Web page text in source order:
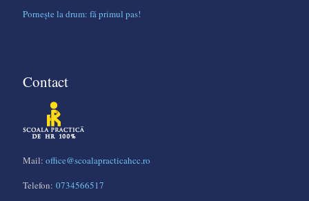
Pornește la drum: fă primul pas!
Contact
Mail: office@scoalapracticahcc.ro
Telefon: 0734566517